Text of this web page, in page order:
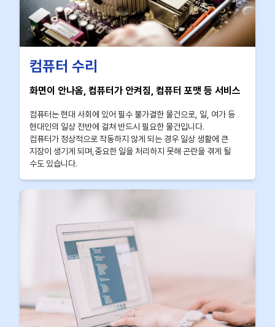
컴퓨터 수리
화면이 안나옴, 컴퓨터가 안켜짐, 컴퓨터 포맷 등 서비스
컴퓨터는 현대 사회에 있어 필수 불가결한 물건으로, 일, 여가 등
현대인의 일상 전반에 걸쳐 반드시 필요한 물건입니다.
컴퓨터가 정상적으로 작동하지 않게 되는 경우 일상 생활에 큰
지장이 생기게 되며,중요한 일을 처리하지 못해 곤란을 겪게 될
수도 있습니다.